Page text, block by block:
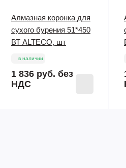
Алмазная коронка для
сухого бурения 51*450
ВТ ALTECO, шт
в наличии
1 836 руб. без
НДС